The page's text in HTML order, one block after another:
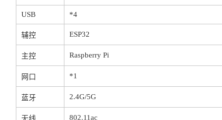
USB *4
辅控 ESP32
主控 Raspberry Pi
网口 *1
蓝牙 2.4G/5G
802.11ac